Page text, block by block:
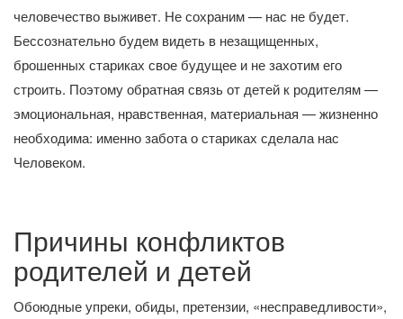
человечество выживет. Не сохраним — нас не будет.
Бессознательно будем видеть в незащищенных,
брошенных стариках свое будущее и не захотим его
строить. Поэтому обратная связь от детей к родителям —
эмоциональная, нравственная, материальная — жизненно
необходима: именно забота о стариках сделала нас
Человеком.
Причины конфликтов
родителей и детей
Обоюдные упреки, обиды, претензии, «несправедливости»,